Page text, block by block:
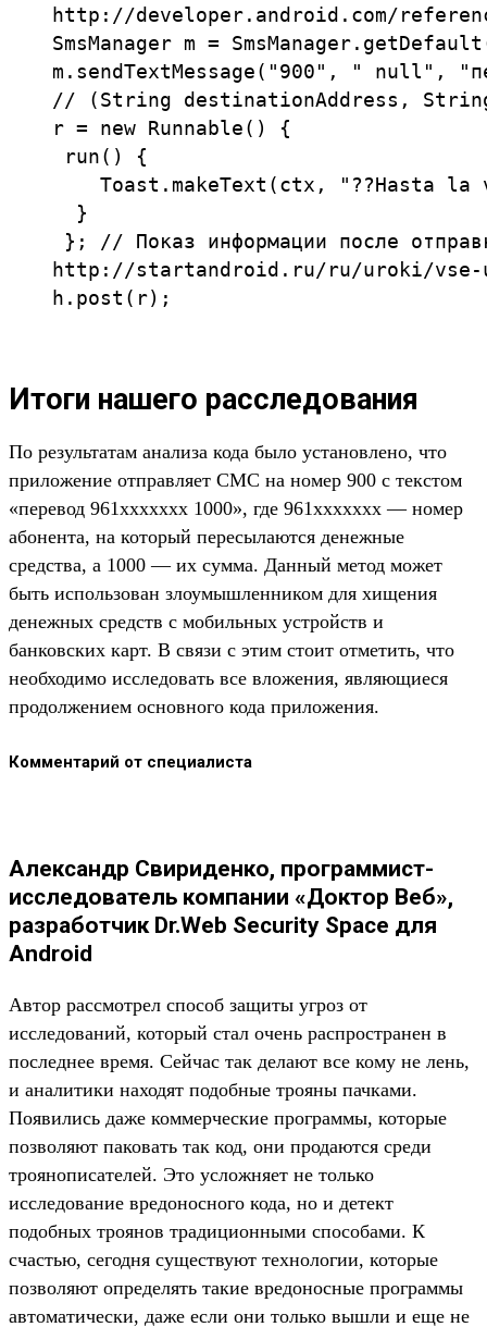
http://developer.android.com/
SmsManager m =
m.sendTextMessage("900", " null",
// (String destinationAddress,
r = new Runnable() {
run() {
Toast.makeText(ctx, "??Hasta la
  }
}; // Показ информации после
http://startandroid.ru/ru/uroki/vse-
h.post(r);
Итоги нашего расследования
По результатам анализа кода было установлено, что
приложение отправляет СМС на номер 900 с текстом
«перевод 961ххххххх 1000», где 961ххххххх — номер
абонента, на который пересылаются денежные
средства, а 1000 — их сумма. Данный метод может
быть использован злоумышленником для хищения
денежных средств с мобильных устройств и
банковских карт. В связи с этим стоит отметить, что
необходимо исследовать все вложения, являющиеся
продолжением основного кода приложения.
Комментарий от специалиста
Александр Свириденко, программист-
исследователь компании «Доктор Веб»,
разработчик Dr.Web Security Space для
Android
Автор рассмотрел способ защиты угроз от
исследований, который стал очень распространен в
последнее время. Сейчас так делают все кому не лень,
и аналитики находят подобные трояны пачками.
Появились даже коммерческие программы, которые
позволяют паковать так код, они продаются среди
троянописателей. Это усложняет не только
исследование вредоносного кода, но и детект
подобных троянов традиционными способами. К
счастью, сегодня существуют технологии, которые
позволяют определять такие вредоносные программы
автоматически, даже если они только вышли и еще не